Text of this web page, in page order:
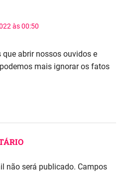
às 00:50
que abrir nossos ouvidos e
mais ignorar os fatos
não será publicado. Campos